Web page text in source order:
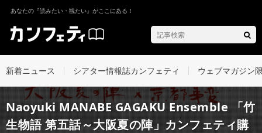
あなたの『読みたい・観たい』がここにある！
新着ニュース シアター情報誌カンフェティ ウェブマガジン
Naoyuki MANABE GAGAKU Ensemble 「竹
生物語 第五話～大阪夏の陣」カンフェティ購